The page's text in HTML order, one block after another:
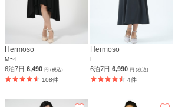
Hermoso
M〜L
6泊7日 6,490 円 (税込)
108件
Hermoso
L
6泊7日6,990円 (税込)
4件